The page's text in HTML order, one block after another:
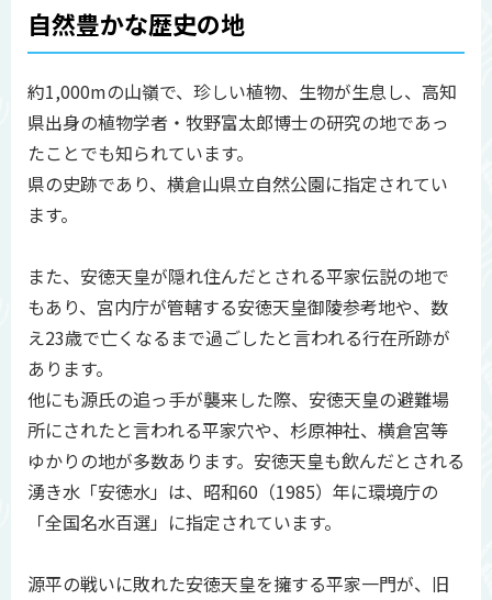
自然豊かな歴史の地
約1,000mの山嶺で、珍しい植物、生物が生息し、高知
県出身の植物学者・牧野富太郎博士の研究の地であっ
たことでも知られています。
県の史跡であり、横倉山県立自然公園に指定されてい
ます。
また、安徳天皇が隠れ住んだとされる平家伝説の地で
もあり、宮内庁が管轄する安徳天皇御陵参考地や、数
え23歳で亡くなるまで過ごしたと言われる行在所跡が
あります。
他にも源氏の追っ手が襲来した際、安徳天皇の避難場
所にされたと言われる平家穴や、杉原神社、横倉宮等
ゆかりの地が多数あります。安徳天皇も飲んだとされる
湧き水「安徳水」は、昭和60（1985）年に環境庁の
「全国名水百選」に指定されています。
源平の戦いに敗れた安徳天皇を擁する平家一門が、旧